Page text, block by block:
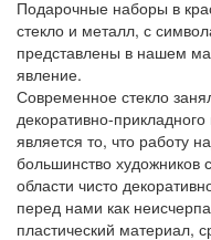
Подарочные наборы в
стекло и металл, с
представлены в нашем
явление.
Современное стекло
декоративно-
является то, что работу
большинство художников
области чисто
перед нами как
пластический материал,